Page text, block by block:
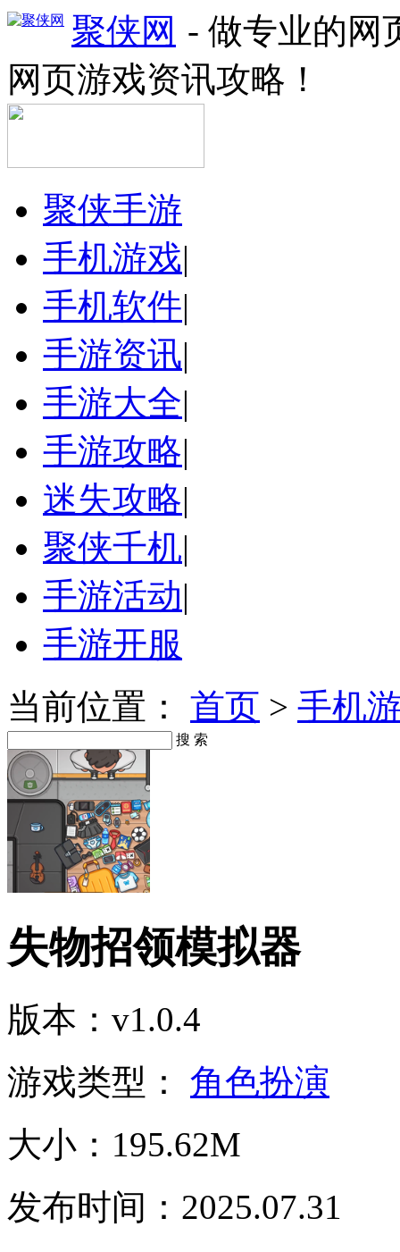
聚侠网 - 做专业的网
网页游戏资讯攻略！
聚侠手游
手机游戏|
手机软件|
手游资讯|
手游大全|
手游攻略|
迷失攻略|
聚侠千机|
手游活动|
手游开服
当前位置： 首页 > 手机
搜 索
失物招领模拟器
版本：v1.0.4
游戏类型： 角色扮演
大小：195.62M
发布时间：2025.07.31